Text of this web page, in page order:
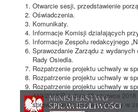
Otwarcie sesji, przedstawienie
Oświadczenia.
Komunikaty.
Informacje Komisji działających
Informacje Zespołu redakcyjnego
Sprawozdanie Zarządu z
Rady Osiedla.
Rozpatrzenie projektu uchwały w
Rozpatrzenie projektu uchwały w
Rozpatrzenie projektu uchwały w
413/2018/P z dnia 13 czerwca
sprawie nawiązania współpracy w